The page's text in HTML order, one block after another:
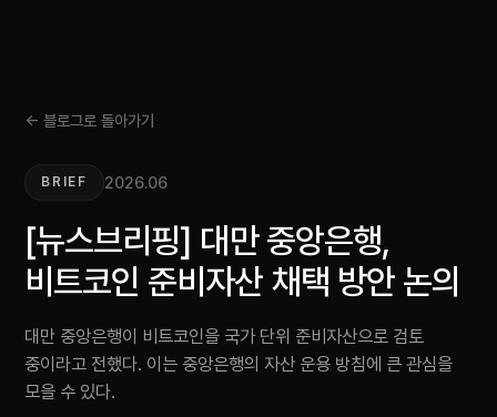
← 블로그로 돌아가기
BRIEF 2026.06
[뉴스브리핑] 대만 중앙은행,
비트코인 준비자산 채택 방안 논의
대만 중앙은행이 비트코인을 국가 단위 준비자산으로 검토
중이라고 전했다. 이는 중앙은행의 자산 운용 방침에 큰 관심을
모을 수 있다.